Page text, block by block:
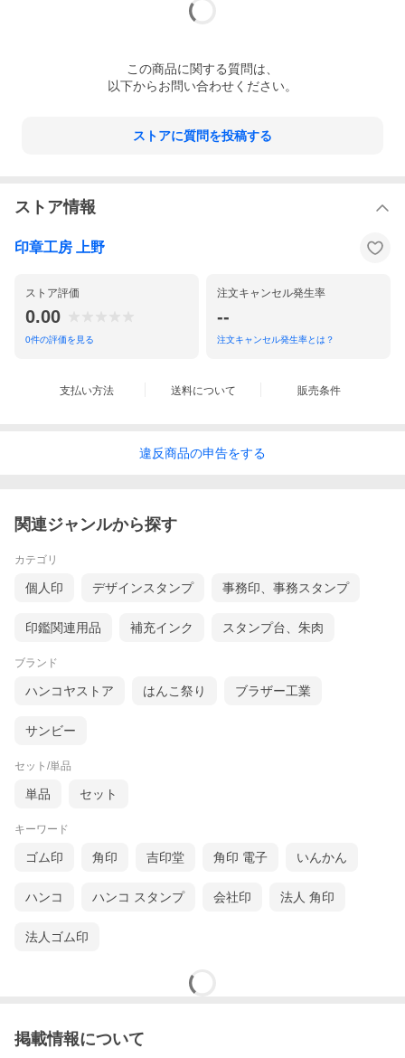
実印は使用頻度の高い銀行印や領収印と混用すると
印鑑証明が受けられない事態が生じます。
材質やサイズの大小など外観で区別すると更に便利
です。</font>
避けるようにしてください。
この商品に関する質問は、
以下からお問い合わせください。
ストアに質問を投稿する
ストア情報
印章工房 上野
ストア評価
0.00
0件の評価を見る
注文キャンセル発生率
--
注文キャンセル発生率とは？
支払い方法 送料について 販売条件
違反商品の申告をする
関連ジャンルから探す
カテゴリ
個人印 デザインスタンプ 事務印、事務スタンプ
印鑑関連用品 補充インク スタンプ台、朱肉
ブランド
ハンコヤストア はんこ祭り ブラザー工業
サンビー
セット/単品
単品 セット
キーワード
ゴム印 角印 吉印堂 角印 電子 いんかん
ハンコ ハンコ スタンプ 会社印 法人 角印
法人ゴム印
掲載情報について